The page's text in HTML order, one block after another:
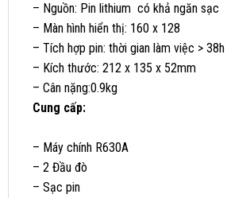
– Nguồn: Pin lithium có khả ngăn sạc
– Màn hình hiển thị: 160 x 128
– Tích hợp pin: thời gian làm việc > 38h
– Kích thước: 212 x 135 x 52mm
– Cân nặng:0.9kg
Cung cấp:
– Máy chính R630A
– 2 Đầu đò
– Sạc pin